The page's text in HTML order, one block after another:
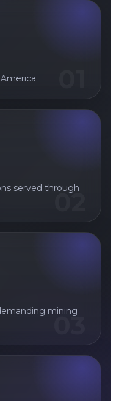
served through
02
mining
03